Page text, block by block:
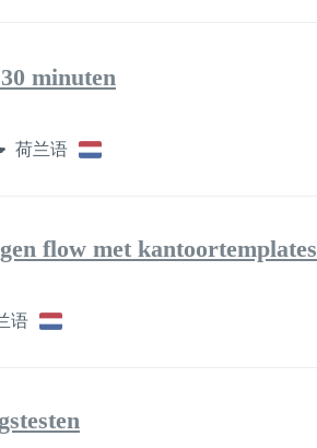
minuten
荷兰语
flow met kantoortemplates
语